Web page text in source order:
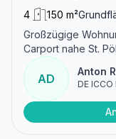
4 150 m²
Großzügige
Carport nahe St.
AD
Anton
DE ICCO